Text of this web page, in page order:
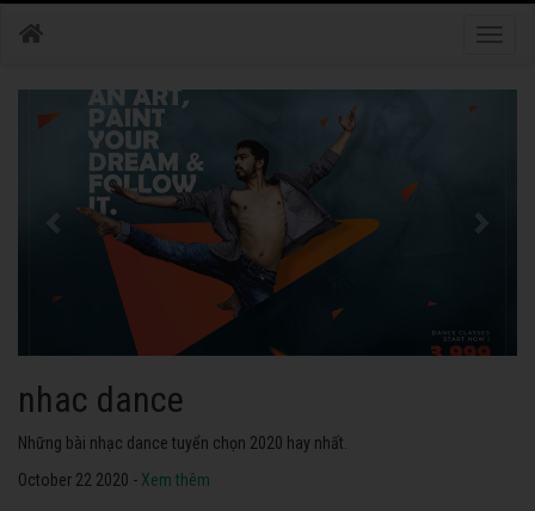
nhac dance
Những bài nhạc dance tuyển chọn 2020 hay nhất.
October 22 2020 - Xem thêm